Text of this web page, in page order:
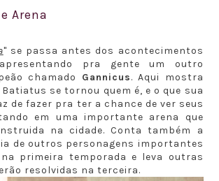
Arena
" se passa antes dos acontecimentos
pra gente um outro
chamado Gannicus. Aqui mostra
se tornou quem é, e o que sua
de fazer pra ter a chance de ver seus
em uma importante arena que
na cidade. Conta também a
de outros personagens importantes
na primeira temporada e leva outras
resolvidas na terceira.